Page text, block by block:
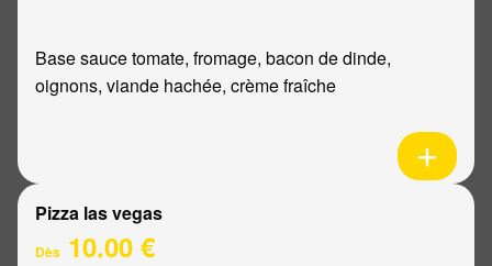
Base sauce tomate, fromage, bacon de dinde,
oignons, viande hachée, crème fraîche
Pizza las vegas
Dès 10.00 €